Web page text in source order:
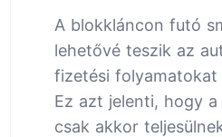
A blokkláncon futó
lehetővé teszik az
fizetési folyamatokat
Ez azt jelenti, hogy
csak akkor